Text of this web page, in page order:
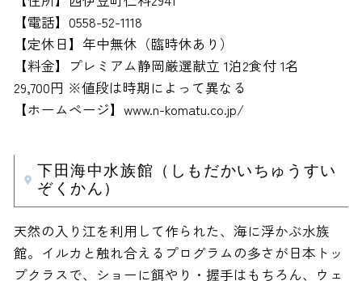
【電話】0558-52-1118
【定休日】年中無休（臨時休あり）
【料金】プレミアム静岡厳選献立 1泊2食付 1名
29,700円 ※値段は時期によって異なる
【ホームページ】www.n-komatu.co.jp/
下田海中水族館（しもだかいちゅうすい
ぞくかん）
天然の入り江を利用して作られた、海に浮かぶ水族
館。イルカと触れ合えるプログラムの多さが日本トッ
プクラスで、ショーに餌やり・握手はもちろん、ウェ